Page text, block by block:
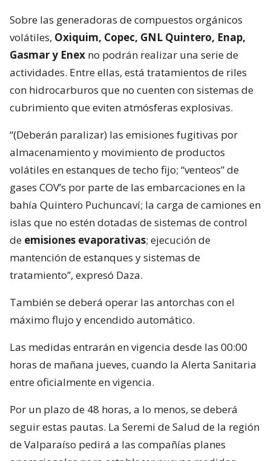
Sobre las generadoras de compuestos orgánicos
volátiles, Oxiquim, Copec, GNL Quintero, Enap,
Gasmar y Enex no podrán realizar una serie de
actividades. Entre ellas, está tratamientos de riles
con hidrocarburos que no cuenten con sistemas de
cubrimiento que eviten atmósferas explosivas.
“(Deberán paralizar) las emisiones fugitivas por
almacenamiento y movimiento de productos
volátiles en estanques de techo fijo; “venteos” de
gases COV’s por parte de las embarcaciones en la
bahía Quintero Puchuncaví; la carga de camiones en
islas que no estén dotadas de sistemas de control
de emisiones evaporativas; ejecución de
mantención de estanques y sistemas de
tratamiento”, expresó Daza.
También se deberá operar las antorchas con el
máximo flujo y encendido automático.
Las medidas entrarán en vigencia desde las 00:00
horas de mañana jueves, cuando la Alerta Sanitaria
entre oficialmente en vigencia.
Por un plazo de 48 horas, a lo menos, se deberá
seguir estas pautas. La Seremi de Salud de la región
de Valparaíso pedirá a las compañías planes